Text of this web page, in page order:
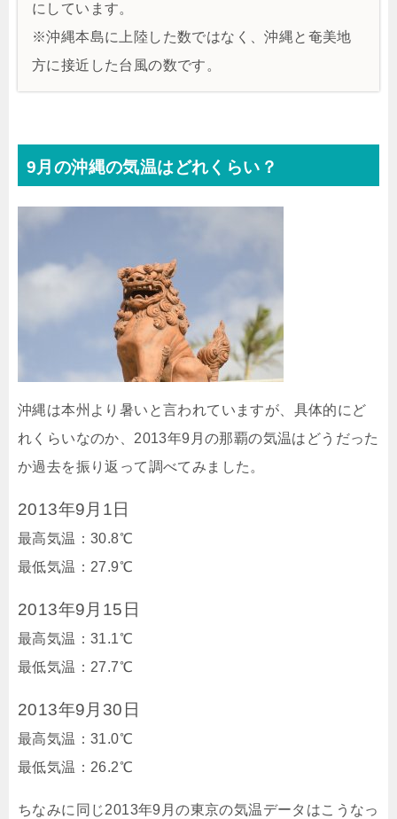
にしています。
※沖縄本島に上陸した数ではなく、沖縄と奄美地
方に接近した台風の数です。
9月の沖縄の気温はどれくらい？
沖縄は本州より暑いと言われていますが、具体的にど
れくらいなのか、2013年9月の那覇の気温はどうだった
か過去を振り返って調べてみました。
2013年9月1日
最高気温：30.8℃
最低気温：27.9℃
2013年9月15日
最高気温：31.1℃
最低気温：27.7℃
2013年9月30日
最高気温：31.0℃
最低気温：26.2℃
ちなみに同じ2013年9月の東京の気温データはこうなっ